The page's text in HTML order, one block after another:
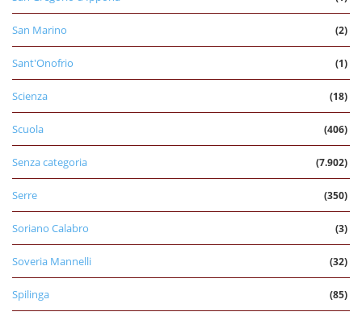
San Marino (2)
Sant'Onofrio (1)
Scienza (18)
Scuola (406)
Senza categoria (7.902)
Serre (350)
Soriano Calabro (3)
Soveria Mannelli (32)
Spilinga (85)